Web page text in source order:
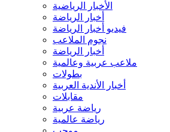
الأخبار الرياضية
أخبار الرياضة
فيديو أخبار الرياضة
نجوم الملاعب
أخبار الرياضة
ملاعب عربية وعالمية
بطولات
أخبار الأندية العربية
مقابلات
رياضة عربية
رياضة عالمية